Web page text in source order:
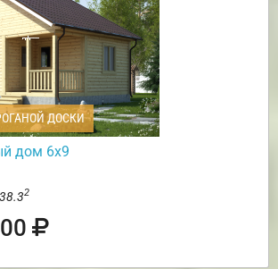
ДОСКИ
дом 6х9
2